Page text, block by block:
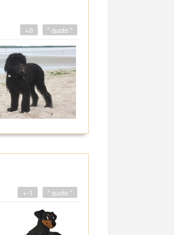
" quote "
+0
" quote "
+-1